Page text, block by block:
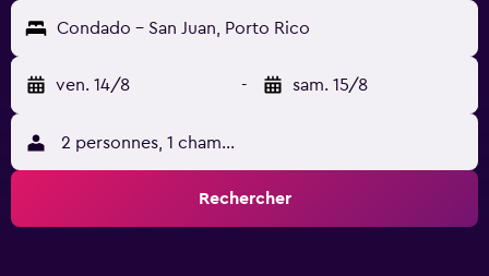
Condado - San Juan, Porto Rico
ven. 14/8 - sam. 15/8
2 personnes, 1 chambre
Rechercher